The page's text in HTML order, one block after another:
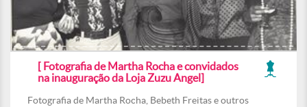
[ Fotografia de Martha Rocha e convidados
na inauguração da Loja Zuzu Angel]
Fotografia de Martha Rocha, Bebeth Freitas e outros